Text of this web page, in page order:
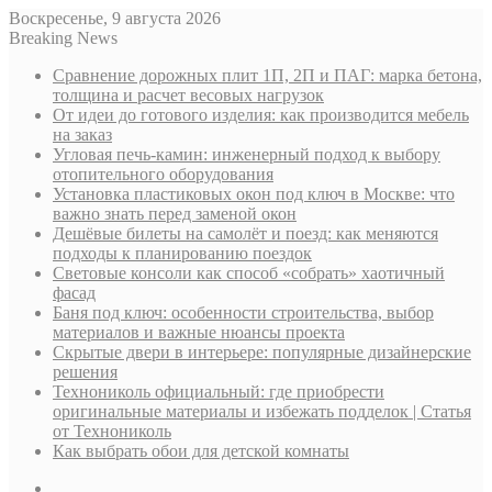
Воскресенье, 9 августа 2026
Breaking News
Сравнение дорожных плит 1П, 2П и ПАГ: марка бетона,
толщина и расчет весовых нагрузок
От идеи до готового изделия: как производится мебель
на заказ
Угловая печь-камин: инженерный подход к выбору
отопительного оборудования
Установка пластиковых окон под ключ в Москве: что
важно знать перед заменой окон
Дешёвые билеты на самолёт и поезд: как меняются
подходы к планированию поездок
Световые консоли как способ «собрать» хаотичный
фасад
Баня под ключ: особенности строительства, выбор
материалов и важные нюансы проекта
Скрытые двери в интерьере: популярные дизайнерские
решения
Технониколь официальный: где приобрести
оригинальные материалы и избежать подделок | Статья
от Технониколь
Как выбрать обои для детской комнаты